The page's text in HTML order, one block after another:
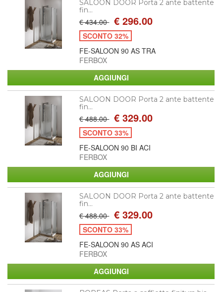
SALOON DOOR Porta 2 ante battente
fin...
€ 434.00 € 296.00
SCONTO 32%
FE-SALOON 90 AS TRA
FERBOX
SALOON DOOR Porta 2 ante battente
fin...
€ 488.00 € 329.00
SCONTO 33%
FE-SALOON 90 BI ACI
FERBOX
SALOON DOOR Porta 2 ante battente
fin...
€ 488.00 € 329.00
SCONTO 33%
FE-SALOON 90 AS ACI
FERBOX